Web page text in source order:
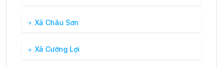
Xã Châu Sơn
Xã Cường Lợi